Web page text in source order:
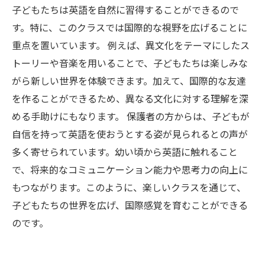
子どもたちは英語を自然に習得することができるので
す。特に、このクラスでは国際的な視野を広げることに
重点を置いています。 例えば、異文化をテーマにしたス
トーリーや音楽を用いることで、子どもたちは楽しみな
がら新しい世界を体験できます。加えて、国際的な友達
を作ることができるため、異なる文化に対する理解を深
める手助けにもなります。 保護者の方からは、子どもが
自信を持って英語を使おうとする姿が見られるとの声が
多く寄せられています。幼い頃から英語に触れること
で、将来的なコミュニケーション能力や思考力の向上に
もつながります。このように、楽しいクラスを通じて、
子どもたちの世界を広げ、国際感覚を育むことができる
のです。